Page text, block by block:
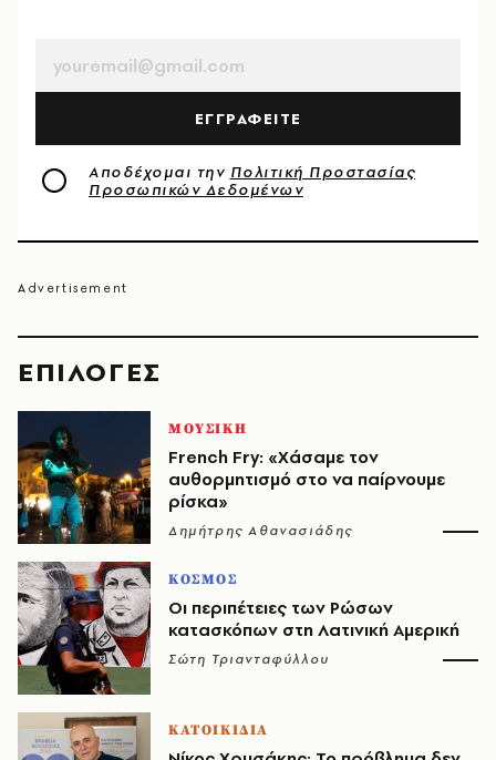
EΠΙΛΟΓΈΣ
ΜΟΥΣΙΚΗ
French Fry: «Χάσαμε τον
αυθορμητισμό στο να παίρνουμε
ρίσκα»
Δημήτρης Αθανασιάδης
ΚΟΣΜΟΣ
Οι περιπέτειες των Ρώσων
κατασκόπων στη Λατινική Αμερική
Σώτη Τριανταφύλλου
ΚΑΤΟΙΚΙΔΙΑ
ΕΓΓΡΑΦΕΙΤΕ
Αποδέχομαι την Πολιτική Προστασίας
Προσωπικών Δεδομένων